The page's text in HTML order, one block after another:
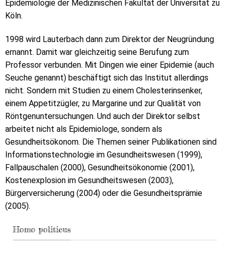
Epidemiologie der Medizinischen Fakultät der Universität zu
Köln.
1998 wird Lauterbach dann zum Direktor der Neugründung
ernannt. Damit war gleichzeitig seine Berufung zum
Professor verbunden. Mit Dingen wie einer Epidemie (auch
Seuche genannt) beschäftigt sich das Institut allerdings
nicht. Sondern mit Studien zu einem Cholesterinsenker,
einem Appetitzügler, zu Margarine und zur Qualität von
Röntgenuntersuchungen. Und auch der Direktor selbst
arbeitet nicht als Epidemiologe, sondern als
Gesundheitsökonom. Die Themen seiner Publikationen sind
Informationstechnologie im Gesundheitswesen (1999),
Fallpauschalen (2000), Gesundheitsökonomie (2001),
Kostenexplosion im Gesundheitswesen (2003),
Bürgerversicherung (2004) oder die Gesundheitsprämie
(2005).
Homo politicus